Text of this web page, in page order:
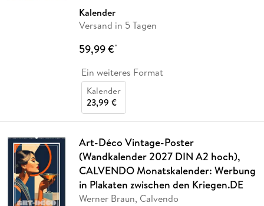
Kalender
Versand in 5 Tagen
59,99 €*
Ein weiteres Format
Kalender
23,99 €
Art-Déco Vintage-Poster
(Wandkalender 2027 DIN A2 hoch),
CALVENDO Monatskalender: Werbung
in Plakaten zwischen den Kriegen.DE
Werner Braun, Calvendo